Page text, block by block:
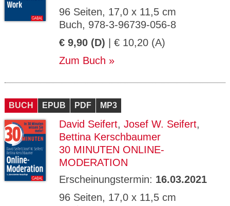
96 Seiten, 17,0 x 11,5 cm
Buch, 978-3-96739-056-8
€ 9,90 (D) | € 10,20 (A)
Zum Buch
BUCH EPUB PDF MP3
David Seifert, Josef W. Seifert,
Bettina Kerschbaumer
30 MINUTEN ONLINE-
MODERATION
Erscheinungstermin: 16.03.2021
96 Seiten, 17,0 x 11,5 cm